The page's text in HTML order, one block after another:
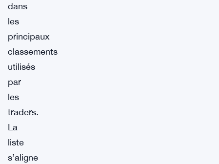
dans
les
principaux
classements
utilisés
par
les
traders.
La
liste
s’aligne